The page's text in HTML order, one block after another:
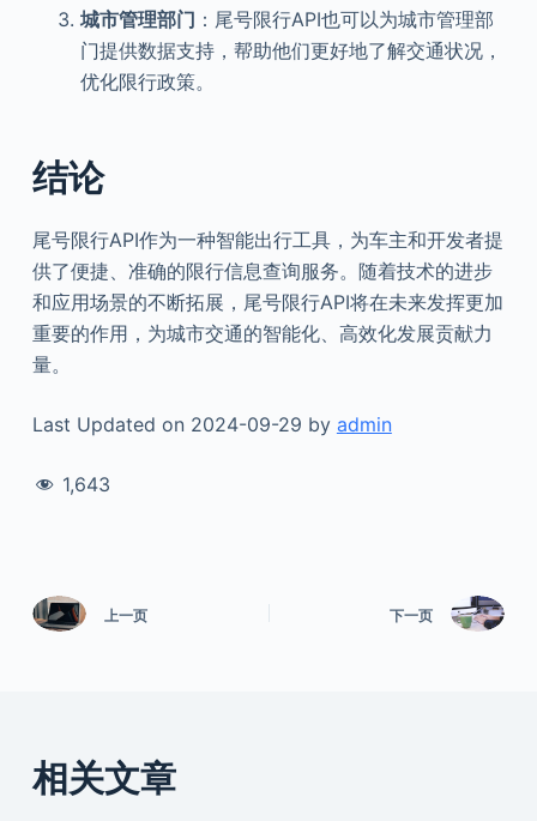
城市管理部门 ：尾号限行API也可以为城市管理部
门提供数据支持，帮助他们更好地了解交通状况，
优化限行政策。
结论
尾号限行API作为一种智能出行工具，为车主和开发者提
供了便捷、准确的限行信息查询服务。随着技术的进步
和应用场景的不断拓展，尾号限行API将在未来发挥更加
重要的作用，为城市交通的智能化、高效化发展贡献力
量。
Last Updated on 2024-09-29 by admin
1,643
上一页 下一页
相关文章